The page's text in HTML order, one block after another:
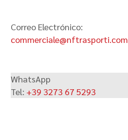
Correo Electrónico:
commerciale@nftrasporti.com
WhatsApp
Tel: +39 3273 67 5293